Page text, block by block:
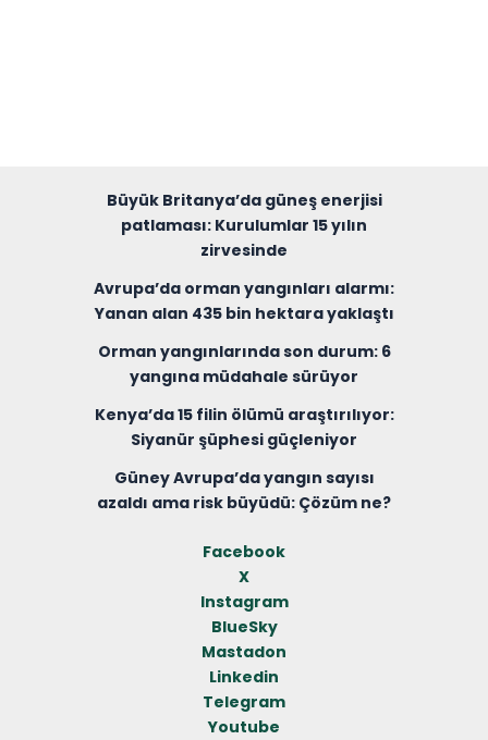
Büyük Britanya’da güneş enerjisi
patlaması: Kurulumlar 15 yılın
zirvesinde
Avrupa’da orman yangınları alarmı:
Yanan alan 435 bin hektara yaklaştı
Orman yangınlarında son durum: 6
yangına müdahale sürüyor
Kenya’da 15 filin ölümü araştırılıyor:
Siyanür şüphesi güçleniyor
Güney Avrupa’da yangın sayısı
azaldı ama risk büyüdü: Çözüm ne?
Facebook
X
Instagram
BlueSky
Mastadon
Linkedin
Telegram
Youtube